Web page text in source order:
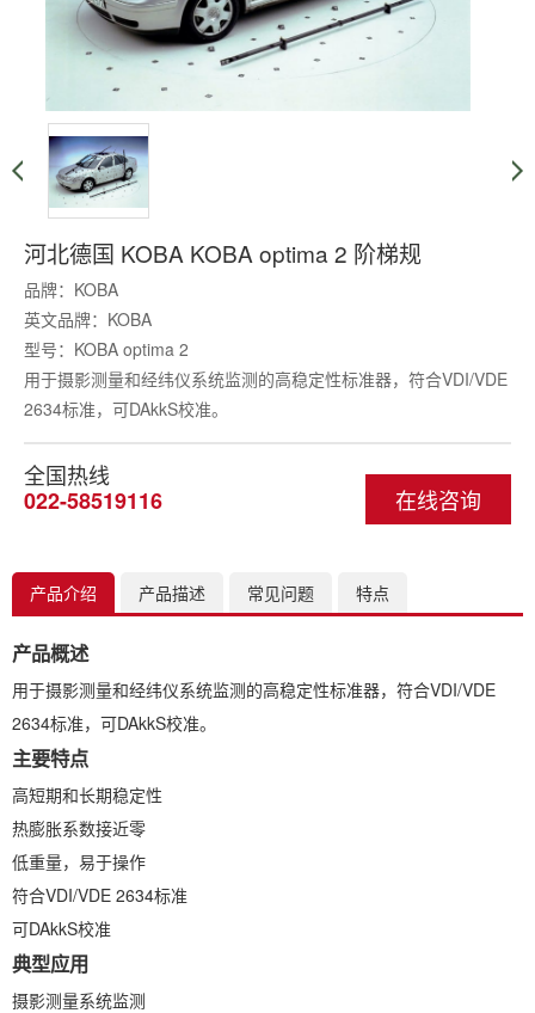
河北德国 KOBA KOBA optima 2 阶梯规
品牌：KOBA
英文品牌：KOBA
型号：KOBA optima 2
用于摄影测量和经纬仪系统监测的高稳定性标准器，符合VDI/VDE
2634标准，可DAkkS校准。
在线咨询
全国热线
022-58519116
产品介绍 产品描述 常见问题 特点
产品概述
用于摄影测量和经纬仪系统监测的高稳定性标准器，符合VDI/VDE
2634标准，可DAkkS校准。
主要特点
高短期和长期稳定性
热膨胀系数接近零
低重量，易于操作
符合VDI/VDE 2634标准
可DAkkS校准
典型应用
摄影测量系统监测